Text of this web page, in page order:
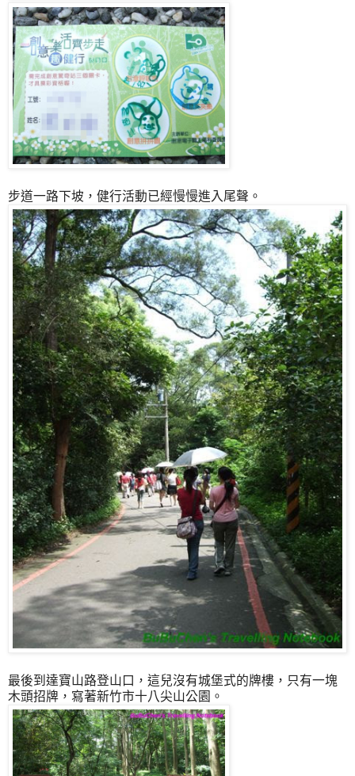
步道一路下坡，健行活動已經慢慢進入尾聲。
最後到達寶山路登山口，這兒沒有城堡式的牌樓，只有一塊
木頭招牌，寫著新竹市十八尖山公園。